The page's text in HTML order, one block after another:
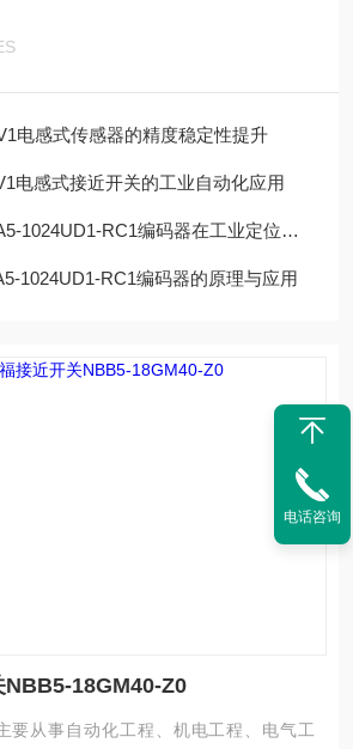
电感式传感器的精度稳定性提升
电感式接近开关的工业自动化应用
RC1编码器在工业定位中的应用
1024UD1-RC1编码器的原理与应用
18GM40-Z0
要从事自动化工程、机电工程、电气工
电话咨询